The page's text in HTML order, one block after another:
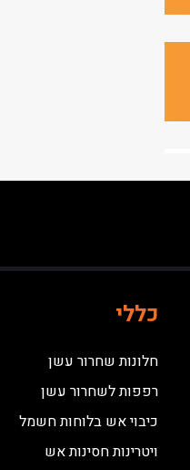
כללי
חלונות שחרור עשן
רפפות לשחרור עשן
כיבוי אש בלוחות חשמל
ויטרינות חסינות אש